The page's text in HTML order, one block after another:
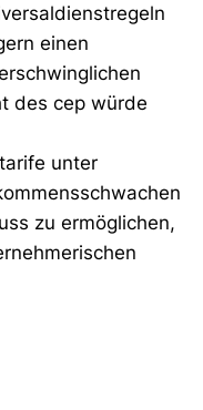
einen
des cep würde
unter
zu ermöglichen,